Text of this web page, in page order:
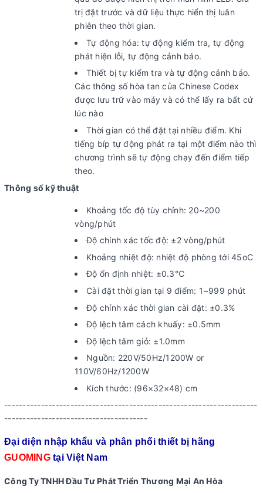
trị đặt trước và dữ liệu thực hiển thị luân
phiên theo thời gian.
Tự động hóa: tự động kiểm tra, tự động
phát hiện lỗi, tự động cảnh báo.
Thiết bị tự kiểm tra và tự động cảnh báo.
Các thông số hòa tan của Chinese Codex
được lưu trữ vào máy và có thể lấy ra bất cứ
lúc nào
Thời gian có thể đặt tại nhiều điểm. Khi
tiếng bíp tự động phát ra tại một điểm nào thì
chương trình sẽ tự động chạy đến điểm tiếp
theo.
Thông số kỹ thuật
Khoảng tốc độ tùy chỉnh: 20~200
vòng/phút
Độ chính xác tốc độ: ±2 vòng/phút
Khoảng nhiệt độ: nhiệt độ phòng tới 45oC
Độ ổn định nhiệt: ±0.3℃
Cài đặt thời gian tại 9 điểm: 1~999 phút
Độ chính xác thời gian cài đặt: ±0.3%
Độ lệch tâm cách khuấy: ±0.5mm
Độ lệch tâm giỏ: ±1.0mm
Nguồn: 220V/50Hz/1200W or
110V/60Hz/1200W
Kích thước: (96×32×48) cm
---------------------------------------------------------------------
---------------------------------------
Đại diện nhập khẩu và phân phối thiết bị hãng
GUOMING tại Việt Nam
Công Ty TNHH Đầu Tư Phát Triển Thương Mại An Hòa